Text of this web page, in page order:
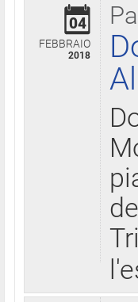
04
FEBBRAIO
2018